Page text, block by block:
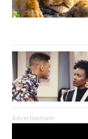
Advertisement